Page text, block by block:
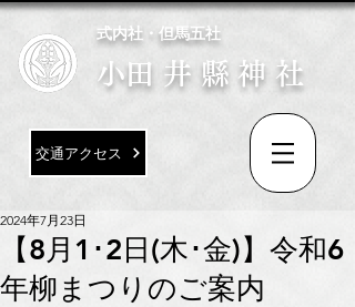
式内社・但馬五社
​小田井縣神社
交通アクセス
【8月1･2日(木･金)】令和6
年柳まつりのご案内
2024年7月23日